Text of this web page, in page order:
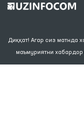
Диққат! Агар сиз матнда
маъмуриятни